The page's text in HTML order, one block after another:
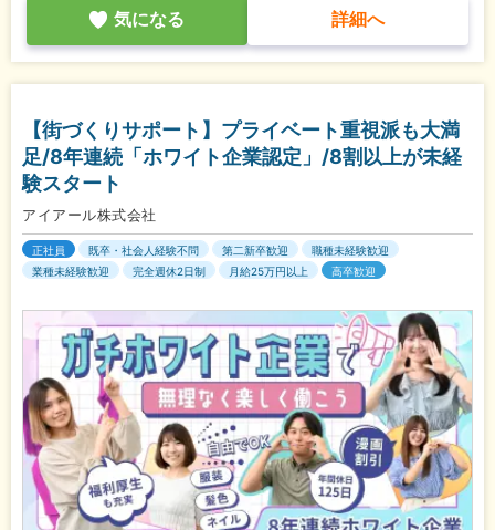
気になる 詳細へ
【街づくりサポート】プライベート重視派も大満
足/8年連続「ホワイト企業認定」/8割以上が未経
験スタート
アイアール株式会社
正社員 既卒・社会人経験不問 第二新卒歓迎
職種未経験歓迎
業種未経験歓迎
完全週休2日制 月給25万円以上 高卒歓迎